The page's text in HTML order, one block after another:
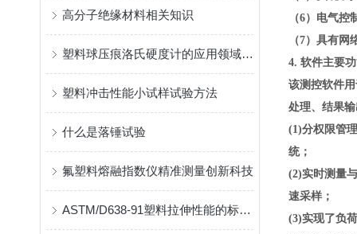
高分子绝缘材料相关知识
塑料球压痕洛氏硬度计的应用领域有哪些？
塑料冲击性能小试样试验方法
什么是落锤试验
氟塑料熔融指数仪精准测量创新科技
ASTM/D638-91塑料拉伸性能的标准试验方法（中文标准）
（6）电气
（7）具有
4. 软件主要
该测控软件
处理、结果
(1)分权限管
统；
(2)实时测量
速采样；
(3)实现了负